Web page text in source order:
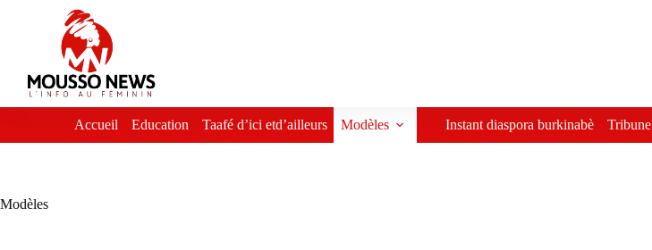
Accueil Education Taafé d’ici etd’ailleurs Modèles Instant diaspora burkinabè Tribune
Modèles